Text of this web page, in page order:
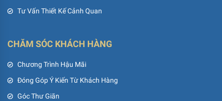
Tư Vấn Thiết Kế Cảnh Quan
CHĂM SÓC KHÁCH HÀNG
Chương Trình Hậu Mãi
Đóng Góp Ý Kiến Từ Khách Hàng
Góc Thư Giãn